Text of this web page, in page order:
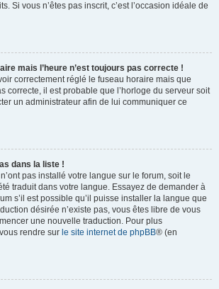
Si vous n’êtes pas inscrit, c’est l’occasion idéale de
mais l’heure n’est toujours pas correcte !
correctement réglé le fuseau horaire mais que
correcte, il est probable que l’horloge du serveur soit
un administrateur afin de lui communiquer ce
dans la liste !
pas installé votre langue sur le forum, soit le
traduit dans votre langue. Essayez de demander à
s’il est possible qu’il puisse installer la langue que
désirée n’existe pas, vous êtes libre de vous
une nouvelle traduction. Pour plus
rendre sur le site internet de phpBB® (en